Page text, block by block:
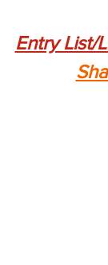
Entry List/